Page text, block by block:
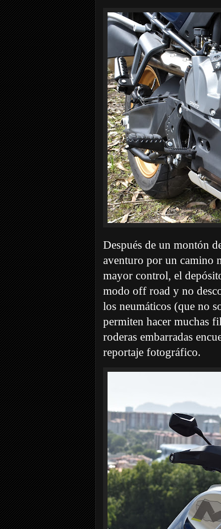
Después de un montón
aventuro por un camino
mayor control, el
modo off road y no
los neumáticos (que no
permiten hacer muchas
roderas embarradas
reportaje fotográfico.